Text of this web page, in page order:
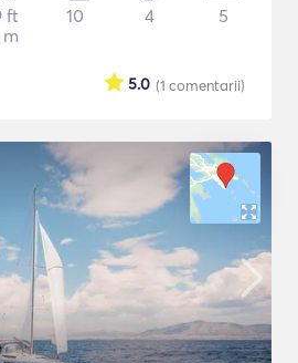
ft
m
10 4 5
(1 comentarii)
5.0